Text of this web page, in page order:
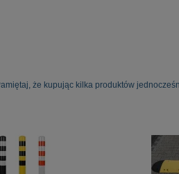
że kupując kilka produktów